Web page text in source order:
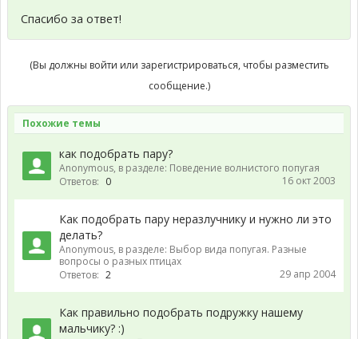
Спасибо за ответ!
(Вы должны войти или зарегистрироваться, чтобы разместить
сообщение.)
Похожие темы
как подобрать пару?
Anonymous, в разделе: Поведение волнистого попугая
Ответов: 0 16 окт 2003
Как подобрать пару неразлучнику и нужно ли это
делать?
Anonymous, в разделе: Выбор вида попугая. Разные
вопросы о разных птицах
Ответов: 2 29 апр 2004
Как правильно подобрать подружку нашему
мальчику? :)